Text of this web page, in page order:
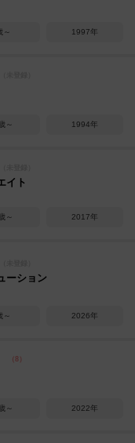
～ 1997年
～ 1994年
イト
～ 2017年
ーション
～ 2026年
～ 2022年